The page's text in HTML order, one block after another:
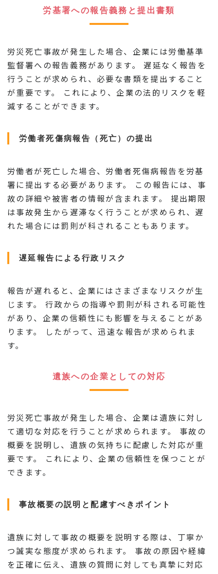
労基署への報告義務と提出書類
労災死亡事故が発生した場合、企業には労働基準
監督署への報告義務があります。 遅延なく報告を
行うことが求められ、必要な書類を提出すること
が重要です。 これにより、企業の法的リスクを軽
減することができます。
労働者死傷病報告（死亡）の提出
労働者が死亡した場合、労働者死傷病報告を労基
署に提出する必要があります。 この報告には、事
故の詳細や被害者の情報が含まれます。 提出期限
は事故発生から遅滞なく行うことが求められ、遅
れた場合には罰則が科されることもあります。
遅延報告による行政リスク
報告が遅れると、企業にはさまざまなリスクが生
じます。 行政からの指導や罰則が科される可能性
があり、企業の信頼性にも影響を与えることがあ
ります。 したがって、迅速な報告が求められま
す。
遺族への企業としての対応
労災死亡事故が発生した場合、企業は遺族に対し
て適切な対応を行うことが求められます。 事故の
概要を説明し、遺族の気持ちに配慮した対応が重
要です。 これにより、企業の信頼性を保つことが
できます。
事故概要の説明と配慮すべきポイント
遺族に対して事故の概要を説明する際は、丁寧か
つ誠実な態度が求められます。 事故の原因や経緯
を正確に伝え、遺族の質問に対しても真摯に対応